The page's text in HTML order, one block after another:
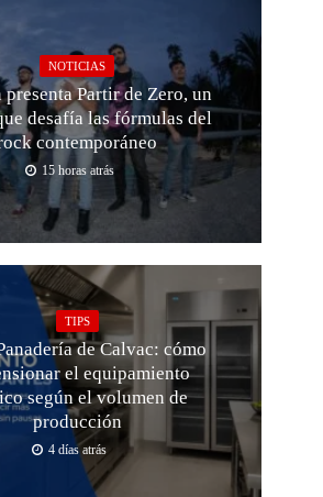
NOTICIAS
presenta Partir de Zero, un
desafía las fórmulas del
contemporáneo
15 horas atrás
TIPS
de Calvac: cómo
el equipamiento
según el volumen de
producción
4 días atrás